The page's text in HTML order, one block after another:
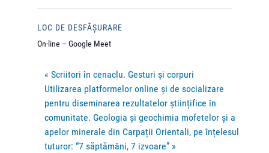
LOC DE DESFĂȘURARE
On-line – Google Meet
« Scriitori în cenaclu. Gesturi și corpuri
Utilizarea platformelor online și de socializare
pentru diseminarea rezultatelor științifice în
comunitate. Geologia și geochimia mofetelor și a
apelor minerale din Carpații Orientali, pe înțelesul
tuturor: “7 săptămâni, 7 izvoare” »